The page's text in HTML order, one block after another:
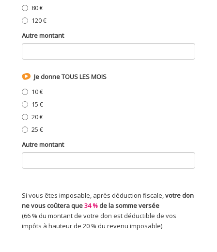
80 €
120 €
Autre montant
Je donne TOUS LES MOIS
10 €
15 €
20 €
25 €
Autre montant
Si vous êtes imposable, après déduction fiscale,votre don
ne vous coûtera que34 % de la somme versée
(66 % du montant de votre don est déductible de vos
impôts à hauteur de 20 % du revenu imposable).